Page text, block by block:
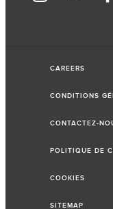
CAREERS
CONDITIONS
CONTACTEZ-
POLITIQUE DE
COOKIES
SITEMAP